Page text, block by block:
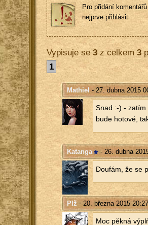
Pro přidání
nejprve přihlásit.
Vypisuje se3z celkem 3
1
Mathiel - 27. dubna 2015
Snad :-) - zatím
bude ho­to­vé,
Katanga - 26. dubna
Dou­fám, že se
Plž- 20. března 2015 20:27
Moc pěkná